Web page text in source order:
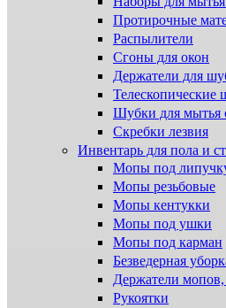
Протирочные
Распылители
Сгоны для окон
Держатели для
Телескопические
Шубки для мытья
Скребки лезвия
Инвентарь для пола и
Мопы под
Мопы резьбовые
Мопы кентукки
Мопы под ушки
Мопы под карман
Безведерная
Держатели
Рукоятки